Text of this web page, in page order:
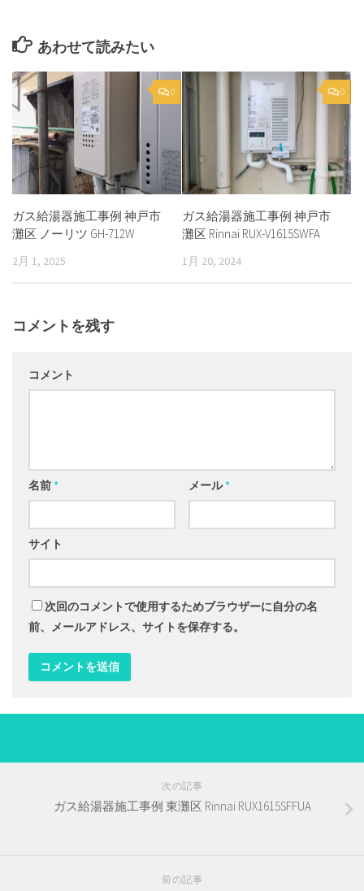
あわせて読みたい
0
ガス給湯器施工事例 神戸市
灘区 ノーリツ GH-712W
2月 1, 2025
0
ガス給湯器施工事例 神戸市
灘区 Rinnai RUX-V1615SWFA
1月 20, 2024
コメントを残す
コメント
名前* メール*
サイト
次回のコメントで使用するためブラウザーに自分の名
前、メールアドレス、サイトを保存する。
次の記事
ガス給湯器施工事例 東灘区 Rinnai RUX1615SFFUA
前の記事